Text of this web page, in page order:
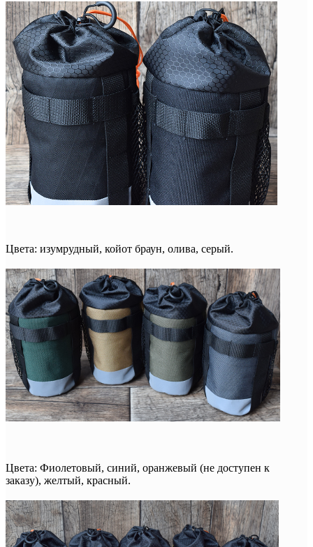
Цвета: изумрудный, койот браун, олива, серый.
Цвета: Фиолетовый, синий, оранжевый (не доступен к
заказу), желтый, красный.